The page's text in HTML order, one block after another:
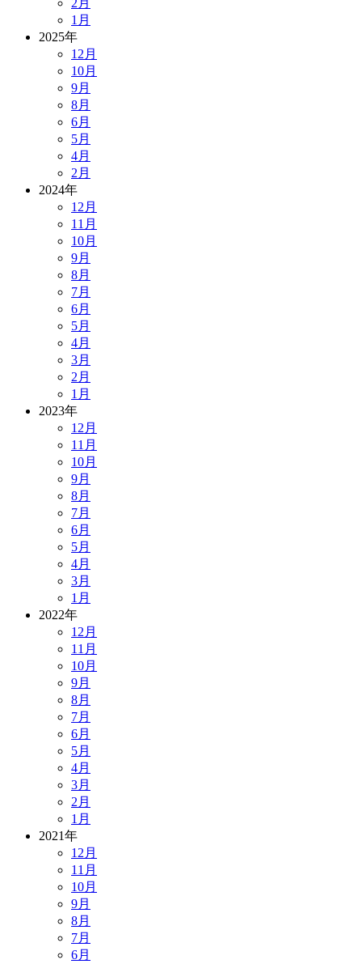
2月
1月
2025年
12月
10月
9月
8月
6月
5月
4月
2月
2024年
12月
11月
10月
9月
8月
7月
6月
5月
4月
3月
2月
1月
2023年
12月
11月
10月
9月
8月
7月
6月
5月
4月
3月
1月
2022年
12月
11月
10月
9月
8月
7月
6月
5月
4月
3月
2月
1月
2021年
12月
11月
10月
9月
8月
7月
6月